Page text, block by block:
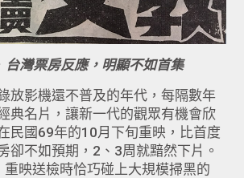
台灣票房反應，明顯不如首集
放影機還不普及的年代，每隔數年
典名片，讓新一代的觀眾有機會欣
民國69年的10月下旬重映，比首度
卻不如預期，2、3周就黯然下片。
重映送檢時恰巧碰上大規模掃黑的